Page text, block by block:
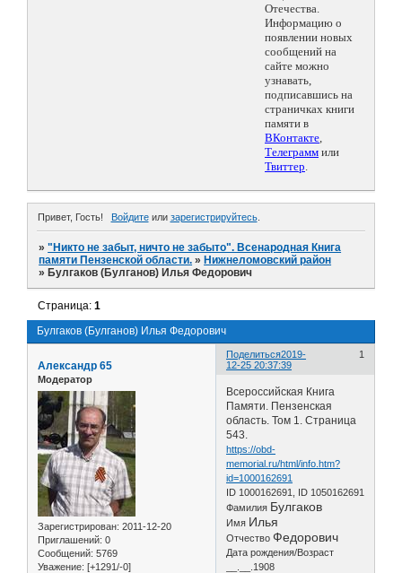
Отечества.
Информацию о
появлении новых
сообщений на
сайте можно
узнавать,
подписавшись на
страничках книги
памяти в
ВКонтакте,
Телеграмм или
Твиттер.
Привет, Гость! Войдитеили зарегистрируйтесь.
»"Никто не забыт, ничто не забыто". Всенародная Книга
памяти Пензенской области. » Нижнеломовский район
» Булгаков (Булганов) Илья Федорович
Булгаков (Булганов) Илья Федорович
Страница:1
Поделиться 1
2019-
12-25 20:37:39
Александр 65
Модератор
Зарегистрирован: 2011-12-20
Приглашений: 0
Сообщений: 5769
Уважение: [+1291/-0]
Всероссийская Книга
Памяти. Пензенская
область. Том 1. Страница
543.
https://obd-
memorial.ru/html/info.htm?
id=1000162691
ID 1000162691, ID 1050162691
Фамилия Булгаков
Имя Илья
ОтчествоФедорович
Дата рождения/Возраст
__.__.1908